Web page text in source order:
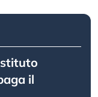
il